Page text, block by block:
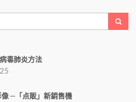
毒肺炎方法
─「点販」新銷售機